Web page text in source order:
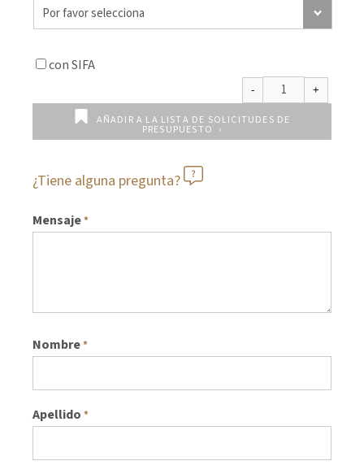
con SIFA
AÑADIR A LA LISTA DE SOLICITUDES DE
PRESUPUESTO
¿Tiene alguna pregunta?
Mensaje*
Nombre*
Apellido *